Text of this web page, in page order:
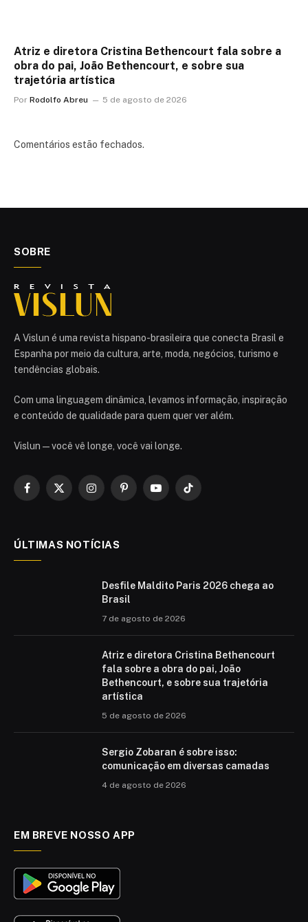
Atriz e diretora Cristina Bethencourt fala sobre a
obra do pai, João Bethencourt, e sobre sua
trajetória artística
Por Rodolfo Abreu 5 de agosto de 2026
Comentários estão fechados.
SOBRE
A Vislun é uma revista hispano-brasileira que conecta Brasil e
Espanha por meio da cultura, arte, moda, negócios, turismo e
tendências globais.
Com uma linguagem dinâmica, levamos informação, inspiração
e conteúdo de qualidade para quem quer ver além.
Vislun — você vê longe, você vai longe.
Facebook
X
InstagramPinterestYouTubeTikTok
ÚLTIMAS NOTÍCIAS
Desfile Maldito Paris 2026 chega ao
Brasil
7 de agosto de 2026
Atriz e diretora Cristina Bethencourt
fala sobre a obra do pai, João
Bethencourt, e sobre sua trajetória
artística
5 de agosto de 2026
Sergio Zobaran é sobre isso:
comunicação em diversas camadas
4 de agosto de 2026
EM BREVE NOSSO APP